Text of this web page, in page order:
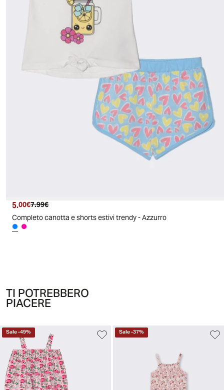
Prezzo attuale
5.00€ Prezzo originale
7.99€
Completo canotta e shorts estivi trendy - Azzurro
TI POTREBBERO
PIACERE
Sale-49% Sale-37%